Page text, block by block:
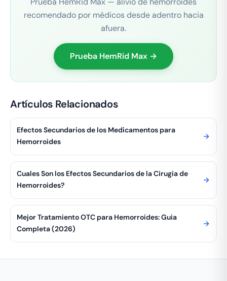
recomendado por médicos desde adentro hacia
afuera.
Prueba HemRid Max →
Artículos Relacionados
Efectos Secundarios de los Medicamentos para
Hemorroides
Cuales Son los Efectos Secundarios de la Cirugia de
Hemorroides?
Mejor Tratamiento OTC para Hemorroides: Guia
Completa (2026)